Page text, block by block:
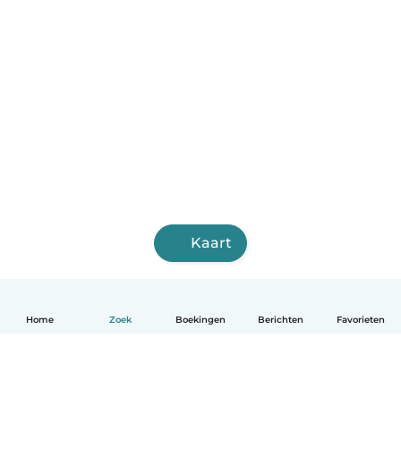
Home Zoek Boekingen Berichten Favorieten
Kaart